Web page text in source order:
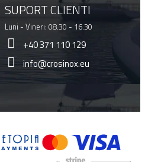
SUPORT CLIENTI
Luni - Vineri: 08.30 - 16.30
+40 371 110 129
info@crosinox.eu